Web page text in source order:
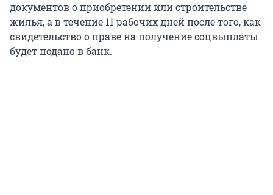
документов о приобретении или строительстве
жилья, а в течение 11 рабочих дней после того, как
свидетельство о праве на получение соцвыплаты
будет подано в банк.